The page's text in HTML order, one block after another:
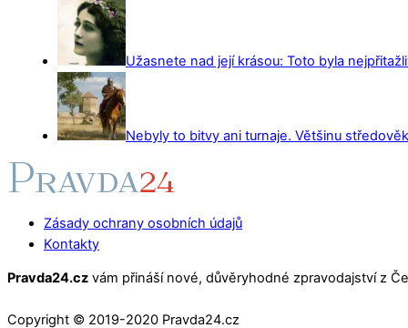
Užasnete nad její krásou: Toto byla
Nebyly to bitvy ani turnaje. Většinu
Zásady ochrany osobních údajů
Kontakty
Pravda24.cz vám přináší nové, důvěryhodné zpravodajství z
Copyright © 2019-2020 Pravda24.cz